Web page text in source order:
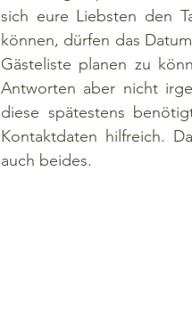
sich eure Liebsten den
können, dürfen das
Gästeliste planen zu
Antworten aber nicht
diese spätestens
Kontaktdaten hilfreich.
auch beides.